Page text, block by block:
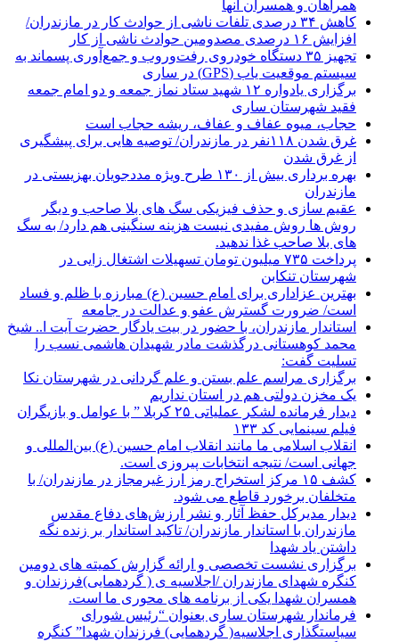
همراهان و همسران آنها
کاهش ۳۴ درصدی تلفات ناشی از حوادث كار در مازندران/
افزایش ۱۶ درصدی مصدومین حوادث ناشی از کار
تجهیز ۳۵ دستگاه خودروی رفت‌وروب و جمع‌آوری پسماند به
سیستم موقعیت یاب (GPS) در ساری
برگزاری یادواره ۱۲ شهید ستاد نماز جمعه و دو امام جمعه
فقید شهرستان ساری
حجاب، میوه عفاف و عفاف، ریشه حجاب است
غرق شدن ۱۱۸نفر در مازندران/ توصيه هايی برای پيشگيری
از غرق شدن
بهره برداری بیش از ۱۳۰ طرح ویژه مددجویان بهزیستی در
مازندران
عقیم سازی و حذف فیزیکی سگ های بلا صاحب و دیگر
روش ها روش مفیدی نیست هزینه سنگینی هم دارد/ به سگ
های بلا صاحب غذا ندهید.
پرداخت ۷۳۵ میلیون تومان تسهیلات اشتغال زایی در
شهرستان تنکابن
بهترین عزاداری برای امام حسین (ع) مبارزه با ظلم و فساد
است/ ضرورت گسترش عفو و عدالت در جامعه
استاندار مازندران، با حضور در بیت یادگار حضرت آیت ا.. شیخ
محمد کوهستانی درگذشت مادر شهیدان هاشمی نسب را
تسلیت گفت:
برگزاری مراسم علم بستن و علم گردانی در شهرستان نکا
یک مخزن دولتی هم در استان نداریم
دیدار فرمانده لشکر عملیاتی ۲۵ کربلا ” با عوامل و بازیگران
فیلم سینمایی کد ۱۳۳
انقلاب اسلامی ما مانند انقلاب امام حسین (ع) بین‌المللی و
جهانی است/ نتیجه انتخابات پیروزی است.
کشف ۱۵ مرکز استخراج رمز ارز غیرمجاز در مازندران/ با
متخلفان برخورد قاطع می شود.
دیدار مدیرکل حفظ آثار و نشر ارزش‌های دفاع مقدس
مازندران با استاندار مازندران/ تاکید استاندار بر زنده نگه
داشتن یاد شهدا
برگزاری نشست تخصصی و ارائه گزارش کمیته های دومین
کنگره شهدای مازندران /اجلاسیه ی ( گردهمایی)فرزندان و
همسران شهدا یکی از برنامه های محوری ما است.
فرماندار شهرستان ساری بعنوان “رئیس شورای
سیاستگذاری اجلاسیه( گردهمایی) فرزندان شهدا” کنگره